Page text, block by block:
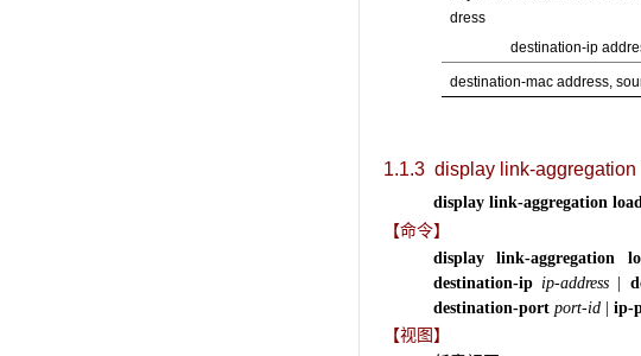
dress
destination-ip address
destination-mac address,
1.1.3 display link-aggregation
display link-aggregation
【命令】
display link-aggregation
destination-ip ip-address |
destination-port port-id | ip-
【视图】